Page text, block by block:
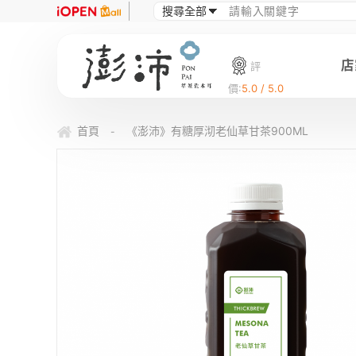
評
價:5.0 / 5.0
首頁 - 《澎沛》有糖厚沏老仙草甘茶900ML